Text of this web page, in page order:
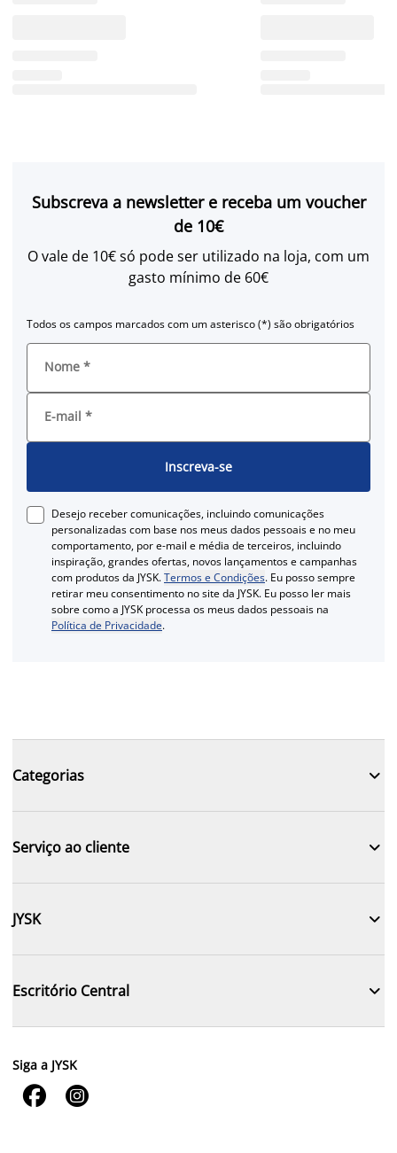
Subscreva a newsletter e receba um voucher
de 10€
O vale de 10€ só pode ser utilizado na loja, com um
gasto mínimo de 60€
Todos os campos marcados com um asterisco (*) são obrigatórios
Nome *
E-mail *
Inscreva-se
Desejo receber comunicações, incluindo comunicações
personalizadas com base nos meus dados pessoais e no meu
comportamento, por e-mail e média de terceiros, incluindo
inspiração, grandes ofertas, novos lançamentos e campanhas
com produtos da JYSK.Termos e Condições. Eu posso sempre
retirar meu consentimento no site da JYSK. Eu posso ler mais
sobre como a JYSK processa os meus dados pessoais na
Política de Privacidade.
Categorias 
Serviço ao cliente 
JYSK 
Escritório Central 
Siga a JYSK
 